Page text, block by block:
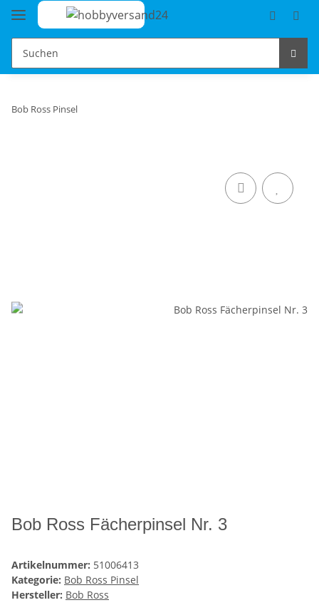
Bob Ross Pinsel
Bob Ross Fächerpinsel Nr. 3
Artikelnummer: 51006413
Kategorie: Bob Ross Pinsel
Hersteller: Bob Ross